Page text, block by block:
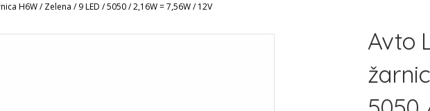
H6W / Zelena / 9 LED / 5050 / 2,16W = 7,56W / 12V
Avto